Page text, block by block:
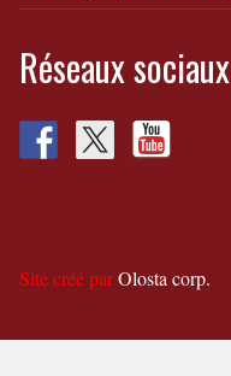
Réseaux sociaux
Site créé parOlosta corp.